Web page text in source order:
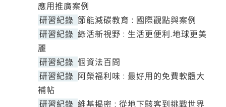
應用推廣案例
研習紀錄 節能減碳教育 : 國際觀點與案例
研習紀錄 綠活新視野 : 生活更便利.地球更美
麗
研習紀錄 個資法百問
研習紀錄 阿榮福利味 : 最好用的免費軟體大
補帖
研習紀錄 維基揭密 : 從地下駭客到挑戰世界